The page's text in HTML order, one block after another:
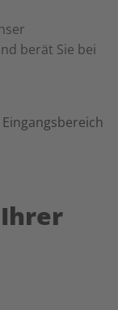
berät Sie bei